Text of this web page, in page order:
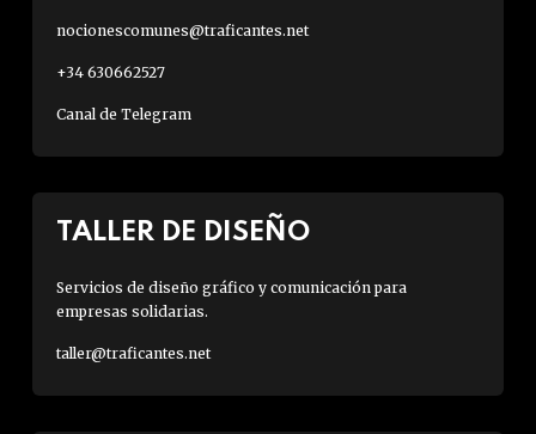
nocionescomunes@traficantes.net
+34 630662527
Canal de Telegram
TALLER DE DISEÑO
Servicios de diseño gráfico y comunicación para
empresas solidarias.
taller@traficantes.net